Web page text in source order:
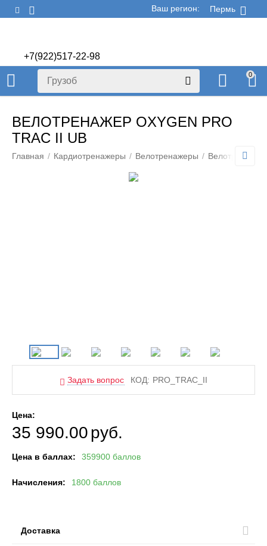
Пермь
Ваш регион:
+7(922)517-22-98
+7(922)506-70-60
0
ВЕЛОТРЕНАЖЕР OXYGEN PRO
TRAC II UB
Главная / Кардиотренажеры / Велотренажеры /
Задать вопрос КОД: PRO_TRAC_II
Цена:
35 990.00руб.
Цена в баллах: 359900 баллов
Начисления: 1800 баллов
Доставка